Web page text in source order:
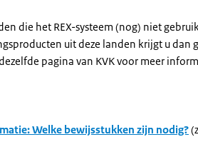
die het REX-systeem (nog) niet
uit deze landen krijgt u dan
pagina van KVK voor meer
Welke bewijsstukken zijn nodig?